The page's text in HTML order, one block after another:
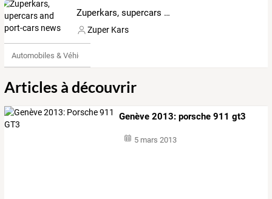
Zuperkars, supercars and sport-cars news
Zuper Kars
Automobiles & Véhicules
Articles à découvrir
Genève 2013: porsche 911 gt3
5 mars 2013